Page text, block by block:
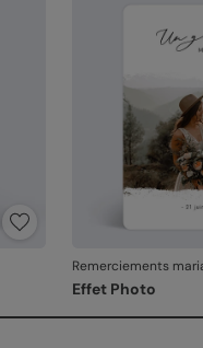
Remerciements
Effet Photo